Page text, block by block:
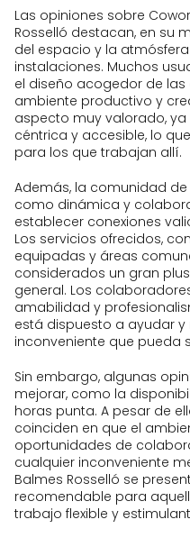
Las opiniones sobre
Rosselló destacan, en su
del espacio y la
instalaciones. Muchos
el diseño acogedor de
ambiente productivo y
aspecto muy valorado,
céntrica y accesible, lo
para los que trabajan allí.
Además, la comunidad
como dinámica y
establecer conexiones
Los servicios ofrecidos,
equipadas y áreas
considerados un gran
general. Los
amabilidad y
está dispuesto a ayudar y
inconveniente que pueda
Sin embargo, algunas
mejorar, como la
horas punta. A pesar de
coinciden en que el
oportunidades de
cualquier inconveniente
Balmes Rosselló se
recomendable para
trabajo flexible y